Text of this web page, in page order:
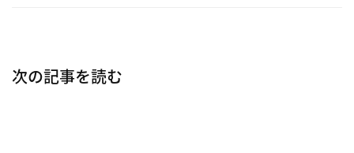
次の記事を読む